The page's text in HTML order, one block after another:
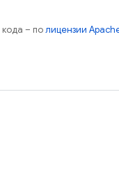
– полицензии